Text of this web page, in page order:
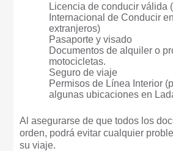
Licencia de conducir válida
Internacional de Conducir
extranjeros)
Pasaporte y visado
Documentos de alquiler o
motocicletas.
Seguro de viaje
Permisos de Línea Interior
algunas ubicaciones en
Al asegurarse de que todos los
orden, podrá evitar cualquier
su viaje.